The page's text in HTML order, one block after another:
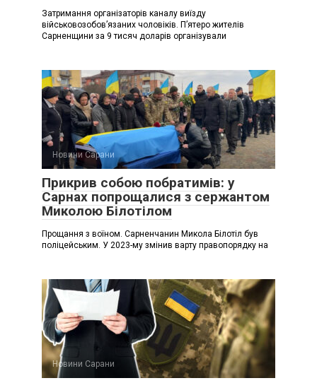
Затримання організаторів каналу виїзду
військовозобовʼязаних чоловіків. Пʼятеро жителів
Сарненщини за 9 тисяч доларів організували
Новини Сарани
Прикрив собою побратимів: у
Сарнах попрощалися з сержантом
Миколою Білотілом
Прощання з воїном. Сарненчанин Микола Білотіл був
поліцейським. У 2023-му змінив варту правопорядку на
Новини Сарани